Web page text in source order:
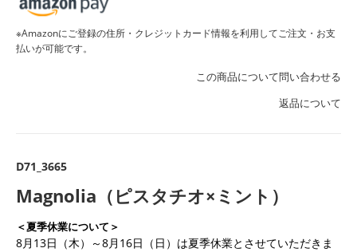
※Amazonにご登録の住所・クレジットカード情報を利用してご注文・お支
払いが可能です。
この商品について問い合わせる
返品について
D71_3665
Magnolia（ピスタチオ×ミント）
＜夏季休業について＞
8月13日（木）～8月16日（日）は夏季休業とさせていただきま